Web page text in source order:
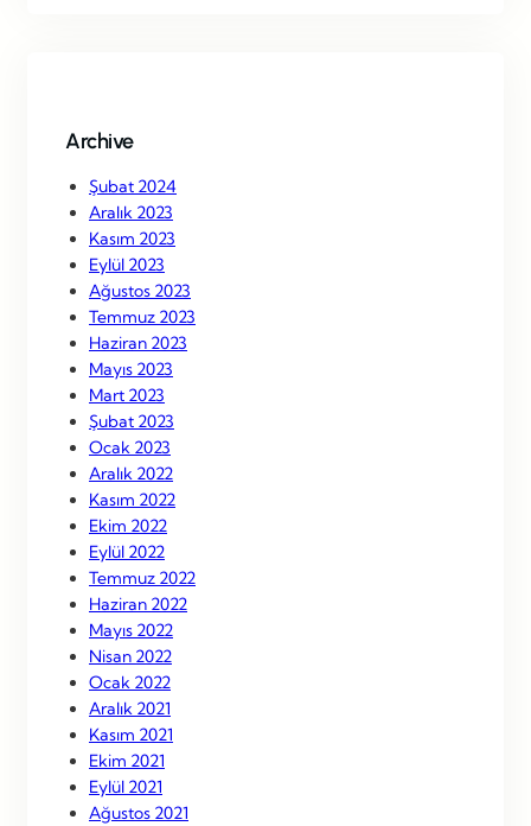
Archive
Şubat 2024
Aralık 2023
Kasım 2023
Eylül 2023
Ağustos 2023
Temmuz 2023
Haziran 2023
Mayıs 2023
Mart 2023
Şubat 2023
Ocak 2023
Aralık 2022
Kasım 2022
Ekim 2022
Eylül 2022
Temmuz 2022
Haziran 2022
Mayıs 2022
Nisan 2022
Ocak 2022
Aralık 2021
Kasım 2021
Ekim 2021
Eylül 2021
Ağustos 2021